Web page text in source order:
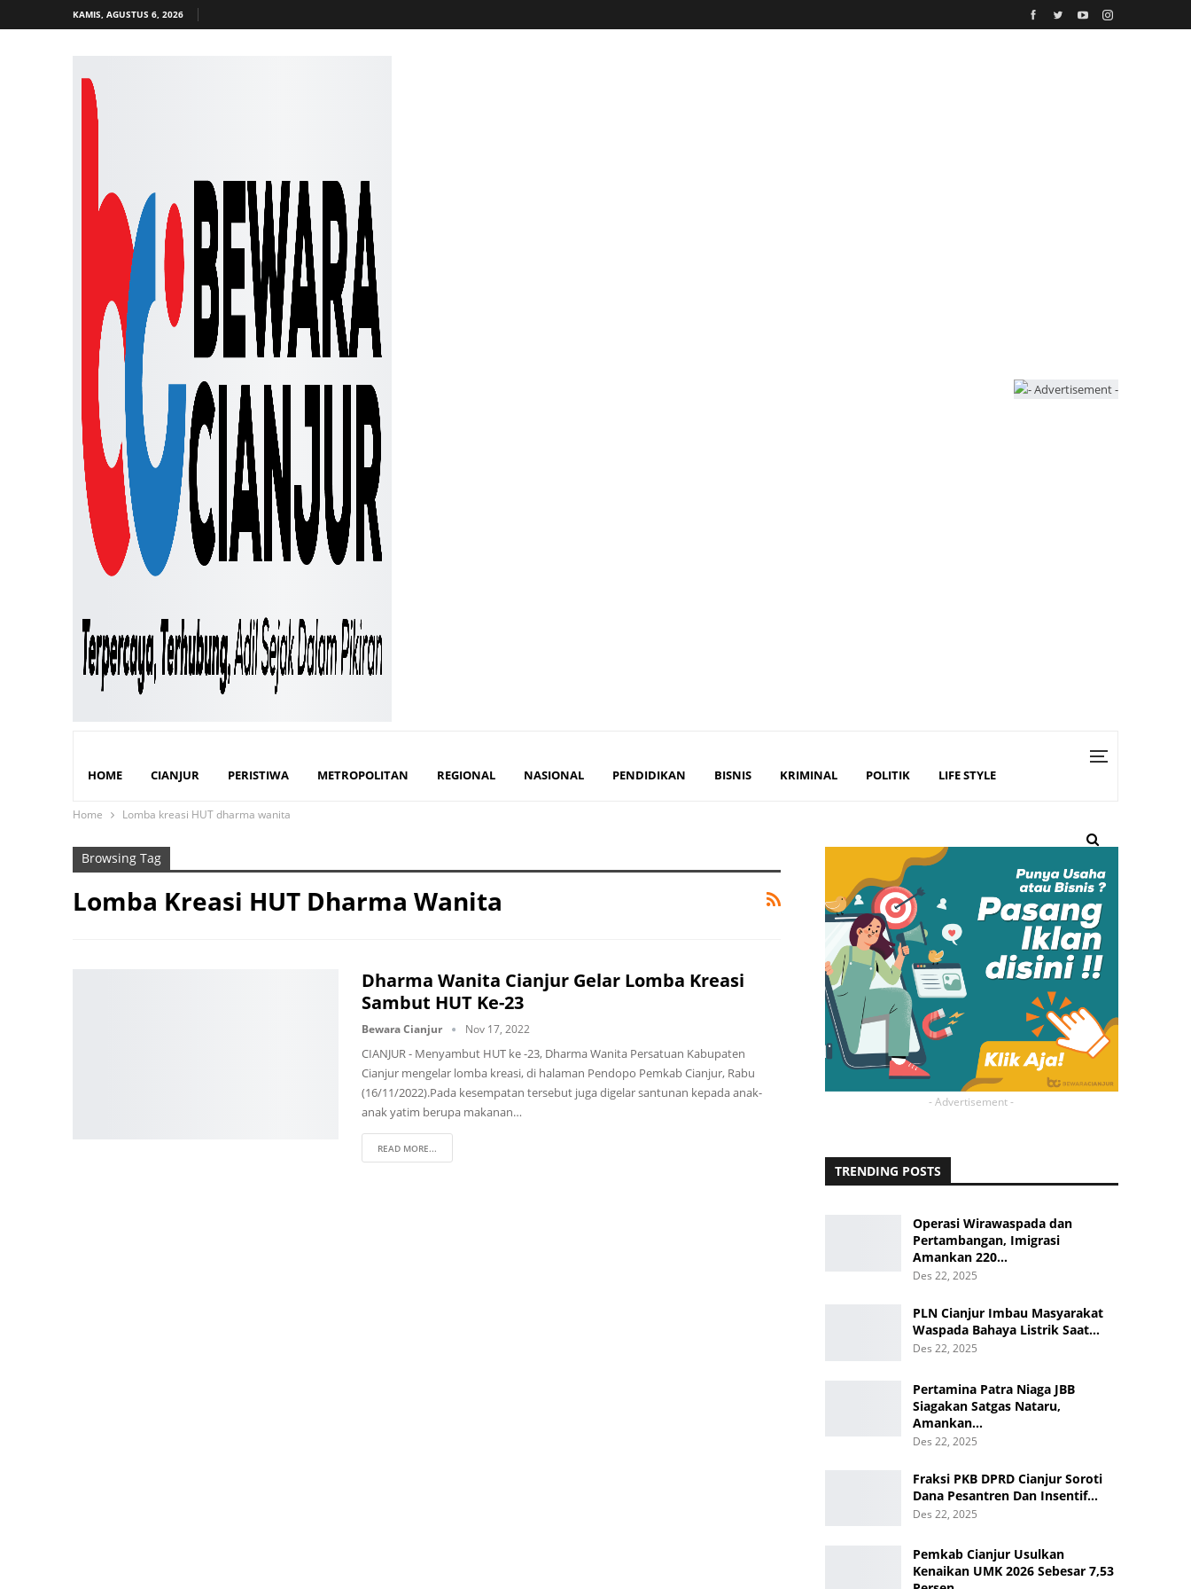
KAMIS, AGUSTUS 6, 2026
HOME CIANJUR PERISTIWA METROPOLITAN REGIONAL NASIONAL PENDIDIKAN BISNIS KRIMINAL POLITIK LIFE STYLE
Home Lomba kreasi HUT dharma wanita
Browsing Tag
Lomba Kreasi HUT Dharma Wanita
Dharma Wanita Cianjur Gelar Lomba Kreasi
Sambut HUT Ke-23
Bewara Cianjur Nov 17, 2022
CIANJUR - Menyambut HUT ke -23, Dharma Wanita Persatuan Kabupaten
Cianjur mengelar lomba kreasi, di halaman Pendopo Pemkab Cianjur, Rabu
(16/11/2022).Pada kesempatan tersebut juga digelar santunan kepada anak-
anak yatim berupa makanan…
READ MORE...
- Advertisement -
TRENDING POSTS
Operasi Wirawaspada dan
Pertambangan, Imigrasi
Amankan 220…
Des 22, 2025
PLN Cianjur Imbau Masyarakat
Waspada Bahaya Listrik Saat…
Des 22, 2025
Pertamina Patra Niaga JBB
Siagakan Satgas Nataru,
Amankan…
Des 22, 2025
Fraksi PKB DPRD Cianjur Soroti
Dana Pesantren Dan Insentif…
Des 22, 2025
Pemkab Cianjur Usulkan
Kenaikan UMK 2026 Sebesar 7,53